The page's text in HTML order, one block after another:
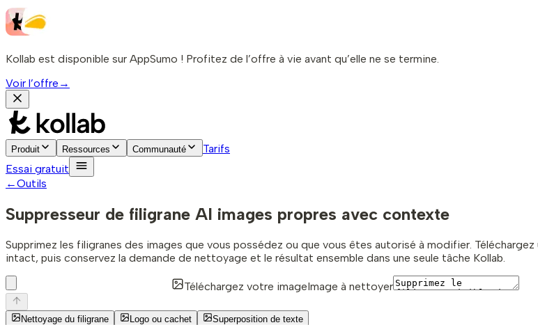
Kollab est disponible sur AppSumo ! Profitez de l’offre à vie avant qu’elle ne se termine.
Voir l’offre →
Produit Ressources Communauté
Tarifs
Essai gratuit
←Outils
Suppresseur de filigrane AI images propres avec contexte
Supprimez les filigranes des images que vous possédez ou que vous êtes autorisé à modifier.
intact, puis conservez la demande de nettoyage et le résultat ensemble dans une seule tâche Kollab.
Téléchargez votre imageImage à nettoyer
Nettoyage du filigrane Logo ou cachet Superposition de texte